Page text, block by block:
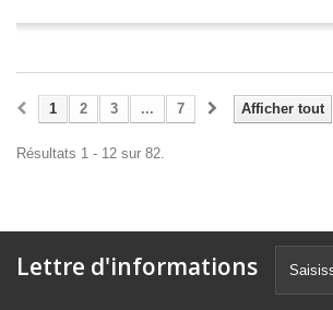
Afficher tout
1 2 3 ... 7
Résultats 1 - 12 sur 82.
Lettre d'informations